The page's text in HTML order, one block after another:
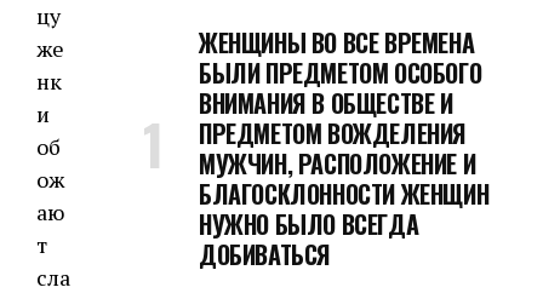
цу
же
нк
и
об
ож
аю
т
сла
ЖЕНЩИНЫ ВО ВСЕ ВРЕМЕНА
БЫЛИ ПРЕДМЕТОМ ОСОБОГО
ВНИМАНИЯ В ОБЩЕСТВЕ И
ПРЕДМЕТОМ ВОЖДЕЛЕНИЯ
МУЖЧИН, РАСПОЛОЖЕНИЕ И
БЛАГОСКЛОННОСТИ ЖЕНЩИН
НУЖНО БЫЛО ВСЕГДА
ДОБИВАТЬСЯ